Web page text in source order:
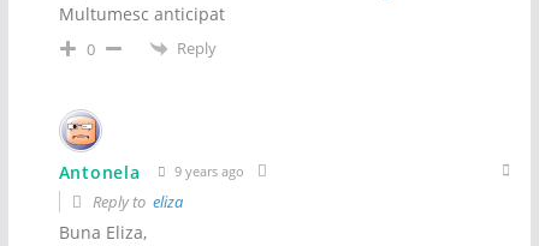
Multumesc anticipat
0 Reply
Antonela 9 years ago
Reply to eliza
Buna Eliza,